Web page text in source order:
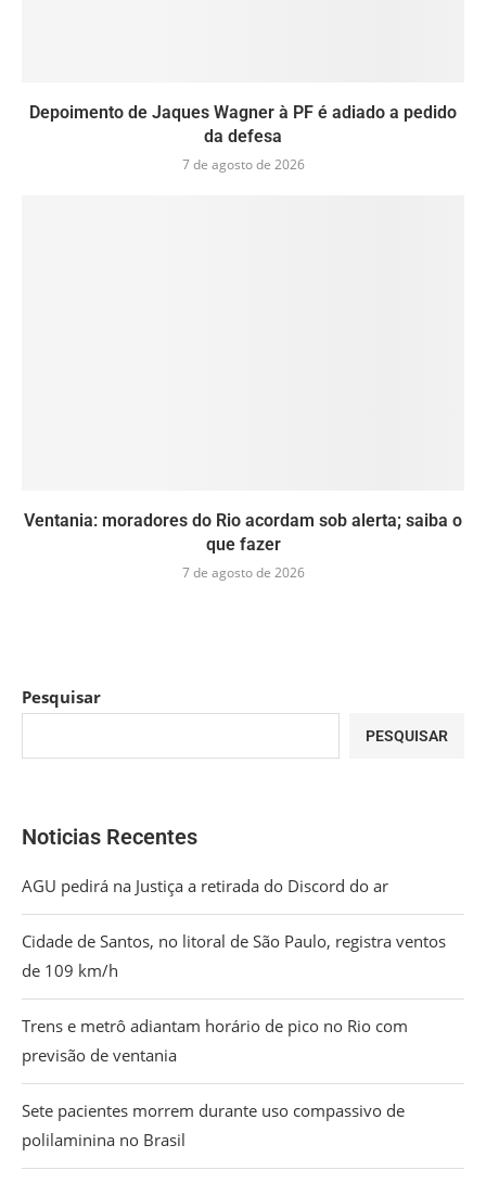
Depoimento de Jaques Wagner à PF é adiado a pedido
da defesa
7 de agosto de 2026
Ventania: moradores do Rio acordam sob alerta; saiba o
que fazer
7 de agosto de 2026
Pesquisar
PESQUISAR
Noticias Recentes
AGU pedirá na Justiça a retirada do Discord do ar
Cidade de Santos, no litoral de São Paulo, registra ventos
de 109 km/h
Trens e metrô adiantam horário de pico no Rio com
previsão de ventania
Sete pacientes morrem durante uso compassivo de
polilaminina no Brasil